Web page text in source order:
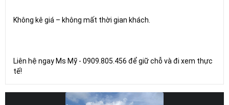
Không kê giá – không mất thời gian khách.
Liên hệ ngay Ms Mỹ - 0909.805.456 để giữ chỗ và đi xem thực
tế!